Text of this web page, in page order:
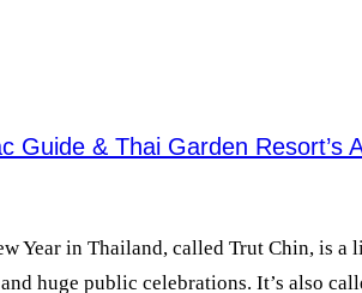
Guide & Thai Garden Resort’s
Year in Thailand, called Trut Chin, is
huge public celebrations. It’s also